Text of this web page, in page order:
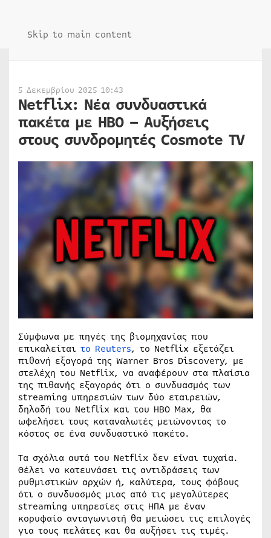
Skip to main content
5 Δεκεμβρίου 2025 10:43
Netflix: Νέα συνδυαστικά
πακέτα με HBO – Αυξήσεις
στους συνδρομητές Cosmote TV
Σύμφωνα με πηγές της βιομηχανίας που
επικαλείται το Reuters, το Netflix εξετάζει
πιθανή εξαγορά της Warner Bros Discovery, με
στελέχη του Netflix, να αναφέρουν στα πλαίσια
της πιθανής εξαγοράς ότι ο συνδυασμός των
streaming υπηρεσιών των δύο εταιρειών,
δηλαδή του Netflix και του HBO Max, θα
ωφελήσει τους καταναλωτές μειώνοντας το
κόστος σε ένα συνδυαστικό πακέτο.
Τα σχόλια αυτά του Netflix δεν είναι τυχαία.
Θέλει να κατευνάσει τις αντιδράσεις των
ρυθμιστικών αρχών ή, καλύτερα, τους φόβους
ότι ο συνδυασμός μιας από τις μεγαλύτερες
streaming υπηρεσίες στις ΗΠΑ με έναν
κορυφαίο ανταγωνιστή θα μειώσει τις επιλογές
για τους πελάτες και θα αυξήσει τις τιμές.